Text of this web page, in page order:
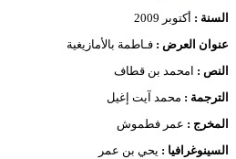
السنة : أكتوبر 2009
عنوان العرض : فـاطمة بالأمازيغية
النص : امحمد بن قطاف
الترجمة : محمد آيت إغيل
المخرج : عمر فطموش
السينوغرافيا : يحي بن عمر